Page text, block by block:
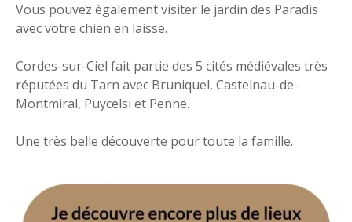
Vous pouvez également visiter le jardin des Paradis
avec votre chien en laisse.
Cordes-sur-Ciel fait partie des 5 cités médiévales très
réputées du Tarn avec Bruniquel, Castelnau-de-
Montmiral, Puycelsi et Penne.
Une très belle découverte pour toute la famille.